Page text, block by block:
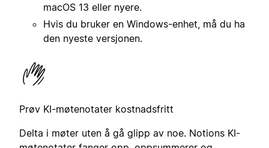
macOS 13 eller nyere.
Hvis du bruker en Windows-enhet, må du ha
den nyeste versjonen.
Prøv KI-møtenotater kostnadsfritt
Delta i møter uten å gå glipp av noe. Notions KI-